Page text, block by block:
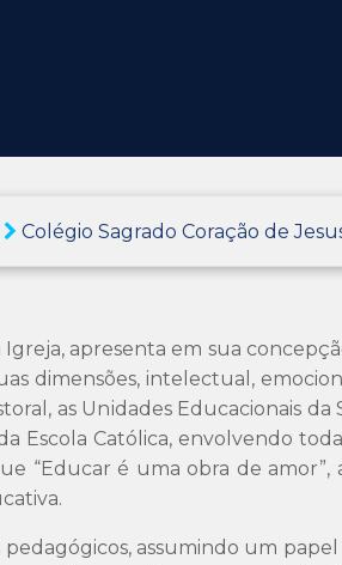
Colégio Sagrado Coração de
apresenta em sua
dimensões, intelectual,
as Unidades Educacionais
Escola Católica, envolvendo
“Educar é uma obra de
assumindo um